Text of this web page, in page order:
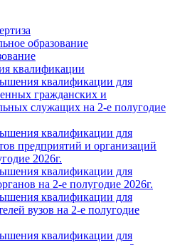
образование
квалификации
квалификации для
гражданских и
служащих на 2-е полугодие
квалификации для
предприятий и организаций
2026г.
квалификации для
на 2-е полугодие 2026г.
квалификации для
вузов на 2-е полугодие
квалификации для